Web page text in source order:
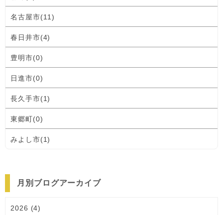
名古屋市(11)
春日井市(4)
豊明市(0)
日進市(0)
長久手市(1)
東郷町(0)
みよし市(1)
月別ブログアーカイブ
2026 (4)